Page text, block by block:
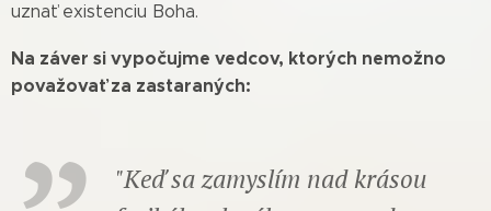
uznať existenciu Boha.
Na záver si vypočujme vedcov, ktorých nemožno
považovať za zastaraných:
"Keď sa zamyslím nad krásou